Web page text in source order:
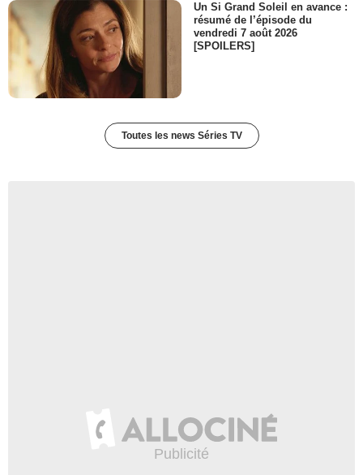
Un Si Grand Soleil en avance :
résumé de l’épisode du
vendredi 7 août 2026
[SPOILERS]
Toutes les news Séries TV